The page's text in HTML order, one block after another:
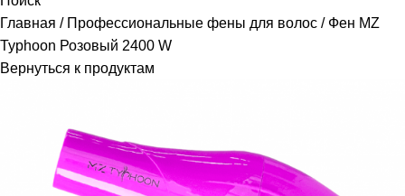
Главная
Профессиональные фены для волос
Фен MZ
Typhoon Розовый 2400 W
Вернуться к продуктам